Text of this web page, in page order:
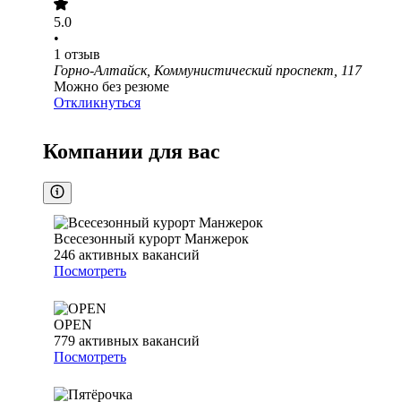
5.0
•
1 отзыв
Горно-Алтайск, Коммунистический проспект, 117
Можно без резюме
Откликнуться
Компании для вас
Всесезонный курорт Манжерок
246 активных вакансий
Посмотреть
OPEN
779 активных вакансий
Посмотреть